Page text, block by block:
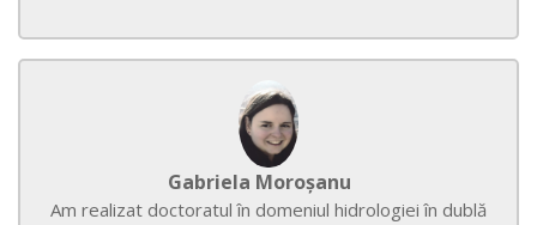
Gabriela Moroșanu
Am realizat doctoratul în domeniul hidrologiei în dublă